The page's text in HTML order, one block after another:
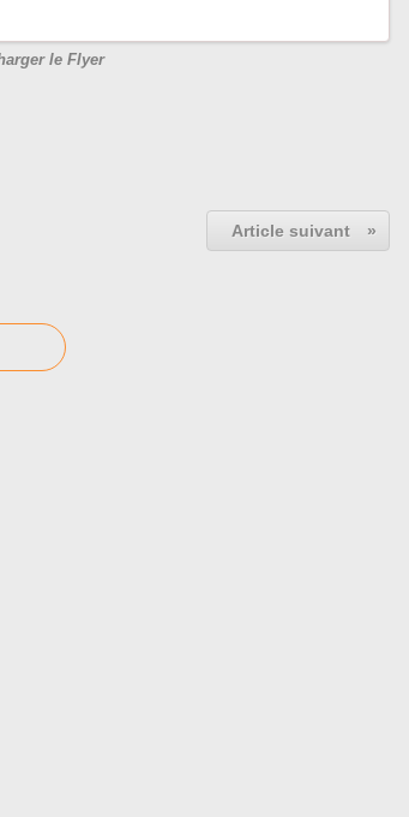
le Flyer
Article suivant »